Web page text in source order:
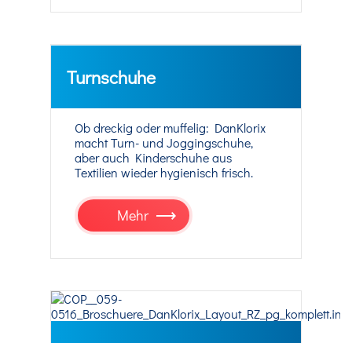
Turnschuhe
Ob dreckig oder muffelig: DanKlorix
macht Turn- und Joggingschuhe,
aber auch Kinderschuhe aus
Textilien wieder hygienisch frisch.
Mehr